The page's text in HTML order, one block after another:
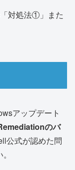
対処法①」また
アップデート
のバ
公式が認めた問